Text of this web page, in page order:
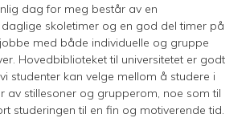
dag for meg består av en
skoletimer og en god del timer på
med både individuelle og gruppe
Hovedbiblioteket til universitetet er godt
studenter kan velge mellom å studere i
av stillesoner og grupperom, noe som til
studeringen til en fin og motiverende tid.